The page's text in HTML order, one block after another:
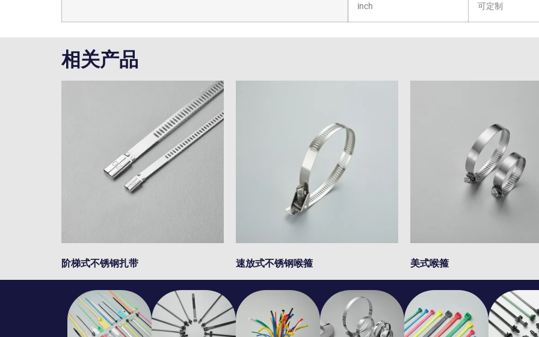
inch 可定制
相关产品
阶梯式不锈钢扎带 速放式不锈钢喉箍 美式喉箍